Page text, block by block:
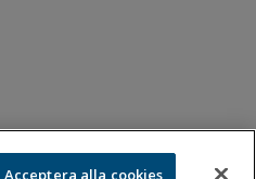
Acceptera alla cookies